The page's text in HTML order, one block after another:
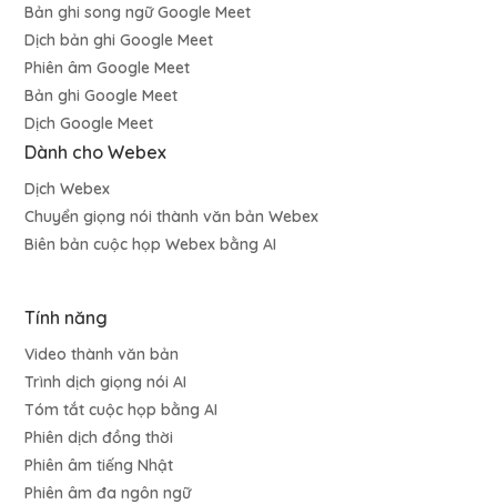
Bản ghi song ngữ Google Meet
Dịch bản ghi Google Meet
Phiên âm Google Meet
Bản ghi Google Meet
Dịch Google Meet
Dành cho Webex
Dịch Webex
Chuyển giọng nói thành văn bản Webex
Biên bản cuộc họp Webex bằng AI
Tính năng
Video thành văn bản
Trình dịch giọng nói AI
Tóm tắt cuộc họp bằng AI
Phiên dịch đồng thời
Phiên âm tiếng Nhật
Phiên âm đa ngôn ngữ